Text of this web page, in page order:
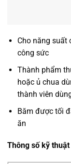
Cho năng suất
công sức
Thành phẩm
hoặc ủ chua
thành viên
Băm được tối
ăn
Thông số kỹ thuật